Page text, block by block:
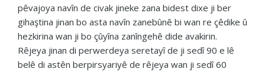
pêvajoya navîn de civak jineke zana bidest dixe ji ber
gihaştina jinan bo asta navîn zanebûnê bi wan re çêdike û
hezkirina wan ji bo çûyîna zanîngehê dide avakirin.
Rêjeya jinan di perwerdeya seretayî de ji sedî 90 e lê
belê di astên berpirsyariyê de rêjeya wan ji sedî 60